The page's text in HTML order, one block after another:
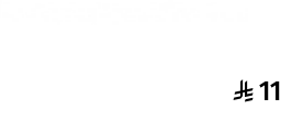
جليسرين مرطب الشفايف الاصلي 10جم
11